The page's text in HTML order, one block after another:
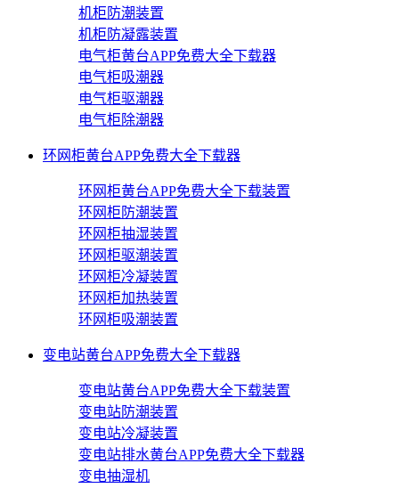
机柜防潮装置
机柜防凝露装置
电气柜黄台APP免费大全下载器
电气柜吸潮器
电气柜驱潮器
电气柜除潮器
环网柜黄台APP免费大全下载器
环网柜黄台APP免费大全下载装置
环网柜防潮装置
环网柜抽湿装置
环网柜驱潮装置
环网柜冷凝装置
环网柜加热装置
环网柜吸潮装置
变电站黄台APP免费大全下载器
变电站黄台APP免费大全下载装置
变电站防潮装置
变电站冷凝装置
变电站排水黄台APP免费大全下载器
变电抽湿机